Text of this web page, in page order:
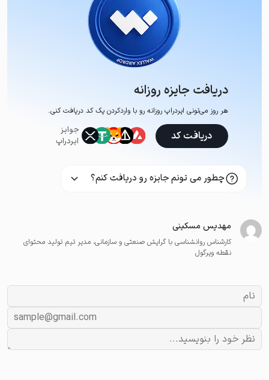
دریافت جایزه روزانه
هر روز می‌تونی ایردراپ روزانه رو با وارد‌کردن یک کد دریافت کنی.
جوایز
ایردراپ
دریافت کد
چطور می تونم جایزه رو دریافت کنم؟
مهدیس مسکینی
کارشناس روانشناسی با گرایش صنعتی و سازمانی، مدیر تیم تولید محتوای
نقطه ویرگول